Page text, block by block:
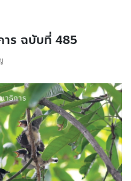
าร ฉบับที่ 485